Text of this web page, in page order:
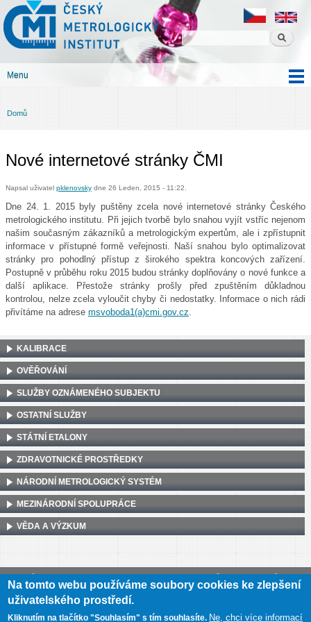
obsahu
Český
metrologický
institut
Menu
Jste zde
Domů
Nové internetové stránky ČMI
Napsal uživatel pklenovsky dne 26 Leden, 2015 - 11:22.
Dne 24. 1. 2015 byly puštěny zcela nové internetové stránky Českého
metrologického institutu. Při jejich tvorbě bylo snahou vyjít vstříc nejenom
našim současným zákazníků a metrologickým expertům, ale i zpřístupnit
informace v přístupné formě veřejnosti. Naší snahou bylo optimalizovat
stránky pro pohodlný přístup z širokého spektra koncových zařízení.
Postupně v průběhu roku 2015 budou stránky doplňovány o nové funkce a
další aplikace. Přestože stránky prošly před zpuštěním důkladnou
kontrolou, nelze zcela vyloučit chyby či nedostatky. Informace o nich rádi
přivítáme na adrese msvoboda1(a)cmi.gov.cz.
KALIBRACE
OVĚŘOVÁNÍ
SLUŽBY OZNÁMENÉHO SUBJEKTU
OSTATNÍ SLUŽBY
STÁTNÍ ETALONY
ZDRAVOTNICKÉ PROSTŘEDKY
NÁRODNÍ METROLOGICKÝ SYSTÉM
MEZINÁRODNÍ SPOLUPRÁCE
VĚDA A VÝZKUM
CZ00177016
Mapa webu Prohlášení o přístupnosti
Na tomto webu používáme soubory cookies ke zlepšení
uživatelského prostředí.
Kliknutím na tlačítko "Souhlasím" s tím souhlasíte. Ne, chci více informací